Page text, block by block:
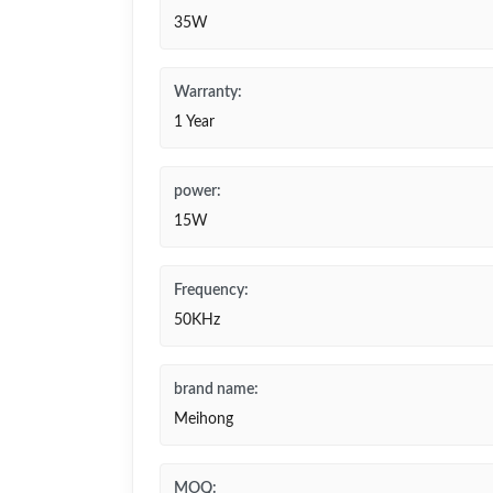
35W
Warranty:
1 Year
power:
15W
Frequency:
50KHz
brand name:
Meihong
MOQ: